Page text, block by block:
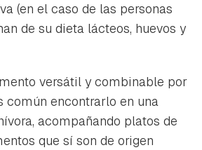
(en el caso de las personas
de su dieta lácteos, huevos y
versátil y combinable por
común encontrarlo en una
acompañando platos de
que sí son de origen